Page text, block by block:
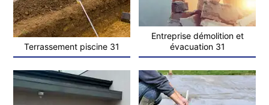
Terrassement piscine 31
Entreprise démolition et
évacuation 31